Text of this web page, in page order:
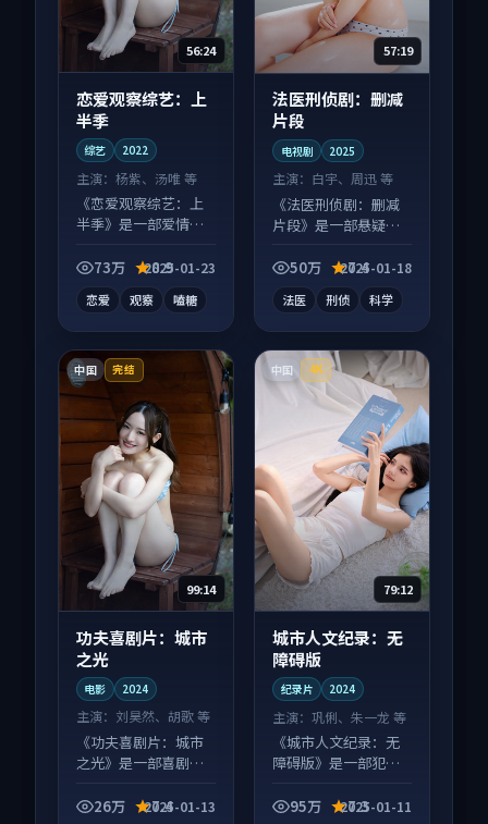
56:24
恋爱观察综艺：上
半季
综艺 2022
主演： 杨紫、汤唯 等
《恋爱观察综艺：上
半季》是一部爱情向
并行，细节值得二刷
73万 8.9
2025-01-23
恋爱 观察 嗑糖
57:19
法医刑侦剧：删减
片段
电视剧 2025
主演： 白宇、周迅 等
《法医刑侦剧：删减
片段》是一部悬疑向
事并行，细节值得二
50万 7.4
2025-01-18
法医 刑侦 科学
中国 完结
99:14
功夫喜剧片：城市
之光
电影 2024
主演： 刘昊然、胡歌 等
《功夫喜剧片：城市
之光》是一部喜剧向
齐全，观感爽快不拖
26万 7.4
2025-01-13
中国 4K
79:12
城市人文纪录：无
障碍版
纪录片 2024
主演：巩俐、朱一龙 等
《城市人文纪录：无
障碍版》是一部犯罪
讨论度高，适合配弹
95万 7.3
2025-01-11